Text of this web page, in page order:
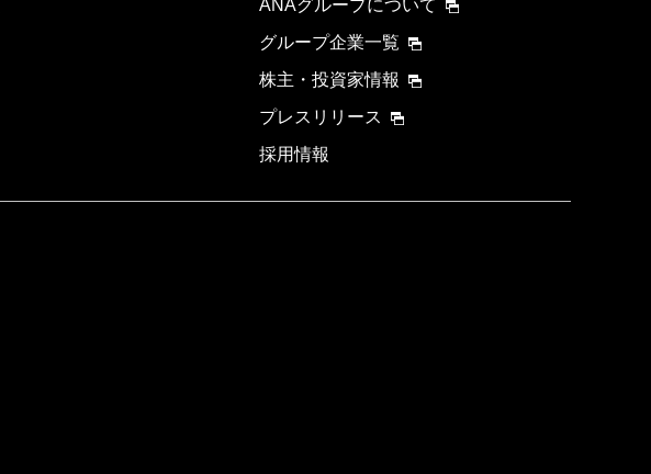
ANAグループについて
グループ企業一覧
株主・投資家情報
プレスリリース
採用情報